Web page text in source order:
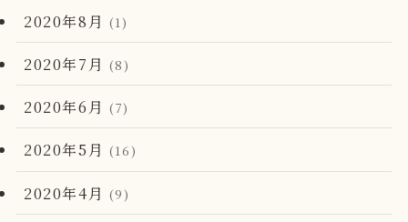
2020年8月 (1)
2020年7月 (8)
2020年6月 (7)
2020年5月 (16)
2020年4月 (9)